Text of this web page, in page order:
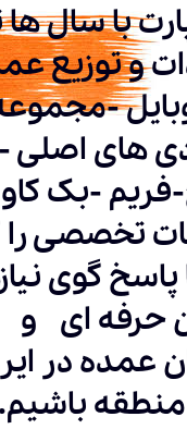
با سال
و توزیع
-
های اصلی -
-بک
تخصصی را
پاسخ گوی
حرفه ای و
عمده در
باشیم.